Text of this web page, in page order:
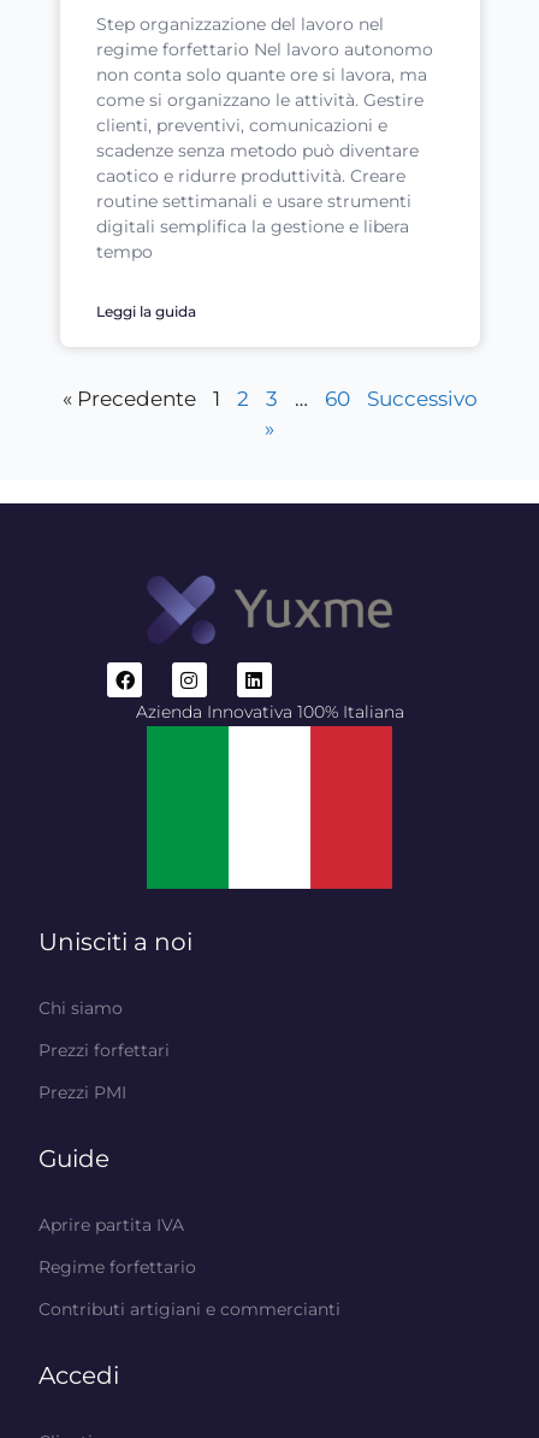
Step organizzazione del lavoro nel
regime forfettario Nel lavoro autonomo
non conta solo quante ore si lavora, ma
come si organizzano le attività. Gestire
clienti, preventivi, comunicazioni e
scadenze senza metodo può diventare
caotico e ridurre produttività. Creare
routine settimanali e usare strumenti
digitali semplifica la gestione e libera
tempo
Leggi la guida
« Precedente 1 2 3 … 60
Successivo
»
Azienda Innovativa 100% Italiana
Unisciti a noi
Chi siamo
Prezzi forfettari
Prezzi PMI
Guide
Aprire partita IVA
Regime forfettario
Contributi artigiani e commercianti
Accedi